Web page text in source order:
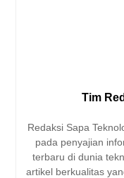
Tim
Redaksi Sapa
pada penyajian
terbaru di dunia
artikel berkualitas